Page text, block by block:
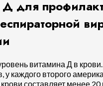
Д для
витамина Д в
у каждого второго
составляет менее 20